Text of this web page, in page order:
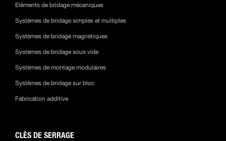
Eléments de bridage mécaniques
Systèmes de bridage simples et multiples
Systèmes de bridage magnétiques
Systèmes de bridage sous vide
Systèmes de montage modulaires
Systèmes de bridage sur bloc
Fabrication additive
CLÈS DE SERRAGE